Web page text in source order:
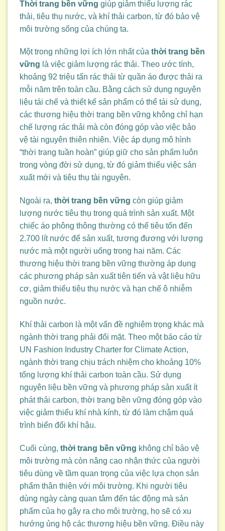
Thời trang bền vững giúp giảm thiểu lượng rác
thải, tiêu thụ nước, và khí thải carbon, từ đó bảo vệ
môi trường sống của chúng ta.
Một trong những lợi ích lớn nhất của thời trang bền
vững là việc giảm lượng rác thải. Theo ước tính,
khoảng 92 triệu tấn rác thải từ quần áo được thải ra
mỗi năm trên toàn cầu. Bằng cách sử dụng nguyên
liệu tái chế và thiết kế sản phẩm có thể tái sử dụng,
các thương hiệu thời trang bền vững không chỉ hạn
chế lượng rác thải mà còn đóng góp vào việc bảo
vệ tài nguyên thiên nhiên. Việc áp dụng mô hình
“thời trang tuần hoàn” giúp giữ cho sản phẩm luôn
trong vòng đời sử dụng, từ đó giảm thiểu việc sản
xuất mới và tiêu thụ tài nguyên.
Ngoài ra, thời trang bền vững còn giúp giảm
lượng nước tiêu thụ trong quá trình sản xuất. Một
chiếc áo phông thông thường có thể tiêu tốn đến
2.700 lít nước để sản xuất, tương đương với lượng
nước mà một người uống trong hai năm. Các
thương hiệu thời trang bền vững thường áp dụng
các phương pháp sản xuất tiên tiến và vật liệu hữu
cơ, giảm thiểu tiêu thụ nước và hạn chế ô nhiễm
nguồn nước.
Khí thải carbon là một vấn đề nghiêm trọng khác mà
ngành thời trang phải đối mặt. Theo một báo cáo từ
UN Fashion Industry Charter for Climate Action,
ngành thời trang chịu trách nhiệm cho khoảng 10%
tổng lượng khí thải carbon toàn cầu. Sử dụng
nguyên liệu bền vững và phương pháp sản xuất ít
phát thải carbon, thời trang bền vững đóng góp vào
việc giảm thiểu khí nhà kính, từ đó làm chậm quá
trình biến đổi khí hậu.
Cuối cùng, thời trang bền vững không chỉ bảo vệ
môi trường mà còn nâng cao nhận thức của người
tiêu dùng về tầm quan trọng của việc lựa chọn sản
phẩm thân thiện với môi trường. Khi người tiêu
dùng ngày càng quan tâm đến tác động mà sản
phẩm của họ gây ra cho môi trường, họ sẽ có xu
hướng ủng hộ các thương hiệu bền vững. Điều này